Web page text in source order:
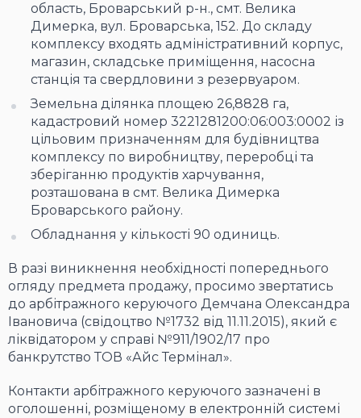
область, Броварський р-н., смт. Велика
Димерка, вул. Броварська, 152. До складу
комплексу входять адміністративний корпус,
магазин, складське приміщення, насосна
станція та свердловини з резервуаром.
Земельна ділянка площею 26,8828 га,
кадастровий номер 3221281200:06:003:0002 із
цільовим призначенням для будівництва
комплексу по виробництву, переробці та
зберіганню продуктів харчування,
розташована в смт. Велика Димерка
Броварського району.
Обладнання у кількості 90 одиниць.
В разі виникнення необхідності попереднього
огляду предмета продажу, просимо звертатись
до арбітражного керуючого Демчана Олександра
Івановича (свідоцтво №1732 від 11.11.2015), який є
ліквідатором у справі №911/1902/17 про
банкрутство ТОВ «Айс Термінал».
Контакти арбітражного керуючого зазначені в
оголошенні, розміщеному в електронній системі